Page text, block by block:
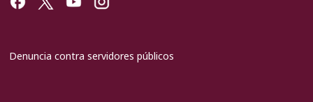
Denuncia contra servidores públicos